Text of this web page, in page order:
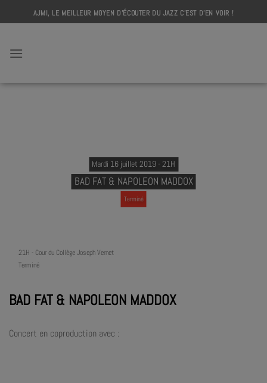
to
AJMI, LE MEILLEUR MOYEN D'ÉCOUTER DU JAZZ C'EST D'EN VOIR !
Mardi 16 juillet 2019 - 21H
BAD FAT & NAPOLEON MADDOX
Terminé
21H - Cour du Collège Joseph Vernet
Terminé
BAD FAT & NAPOLEON MADDOX
Concert en coproduction avec :